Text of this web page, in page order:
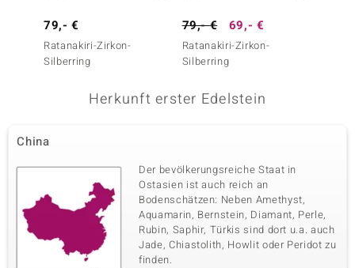
79,- €
Ratanakiri-Zirkon-
Silberring
79,- € 69,- €
Ratanakiri-Zirkon-
Silberring
Herkunft erster Edelstein
China
Der bevölkerungsreiche Staat in
Ostasien ist auch reich an
Bodenschätzen: Neben Amethyst,
Aquamarin, Bernstein, Diamant, Perle,
Rubin, Saphir, Türkis sind dort u.a. auch
Jade, Chiastolith, Howlit oder Peridot zu
finden.